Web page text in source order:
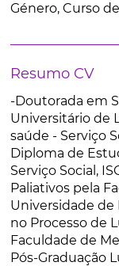
Género, Curso
Resumo CV
-Doutorada em
Universitário de
saúde - Serviço
Diploma de
Serviço Social,
Paliativos pela
Universidade de
no Processo de
Faculdade de
Pós-Graduação